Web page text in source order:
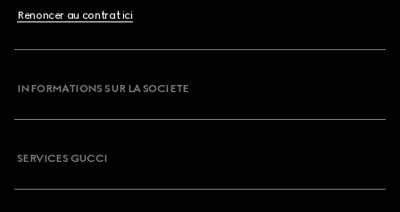
Renoncer au contrat ici
INFORMATIONS SUR LA SOCIETE
SERVICES GUCCI